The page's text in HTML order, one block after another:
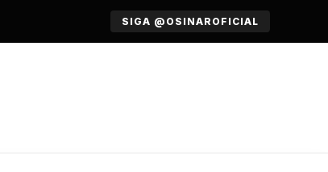
SIGA @OSINAROFICIAL